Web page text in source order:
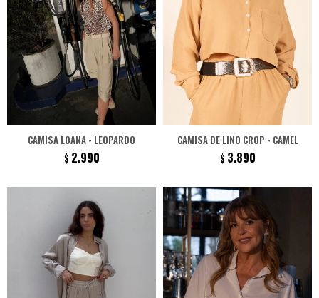
CAMISA LOANA - LEOPARDO
$ 2.990
CAMISA DE LINO CROP - CAMEL
$ 3.890